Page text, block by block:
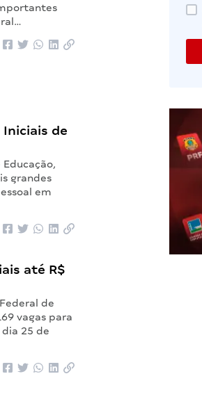
Iniciais de
grandes
em
até R$
de
vagas para
dia 25 de